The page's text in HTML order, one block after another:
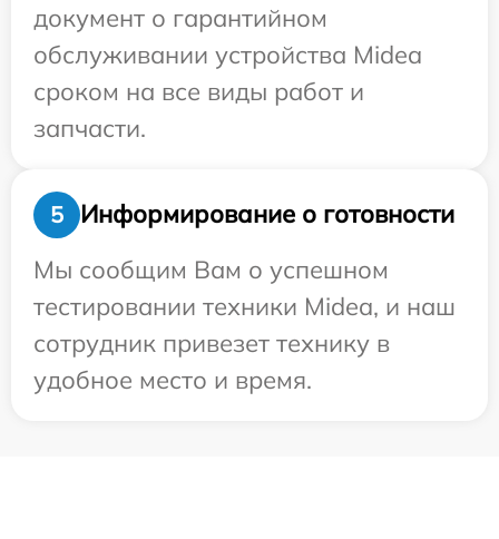
документ о гарантийном
обслуживании устройства Midea
сроком на все виды работ и
запчасти.
5
Информирование о готовности
Мы сообщим Вам о успешном
тестировании техники Midea, и наш
сотрудник привезет технику в
удобное место и время.